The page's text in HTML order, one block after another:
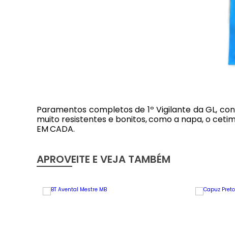
Paramentos completos de 1º Vigilante da GL,
muito resistentes e bonitos, como a napa, o
EM CADA.
APROVEITE E VEJA TAMBÉM